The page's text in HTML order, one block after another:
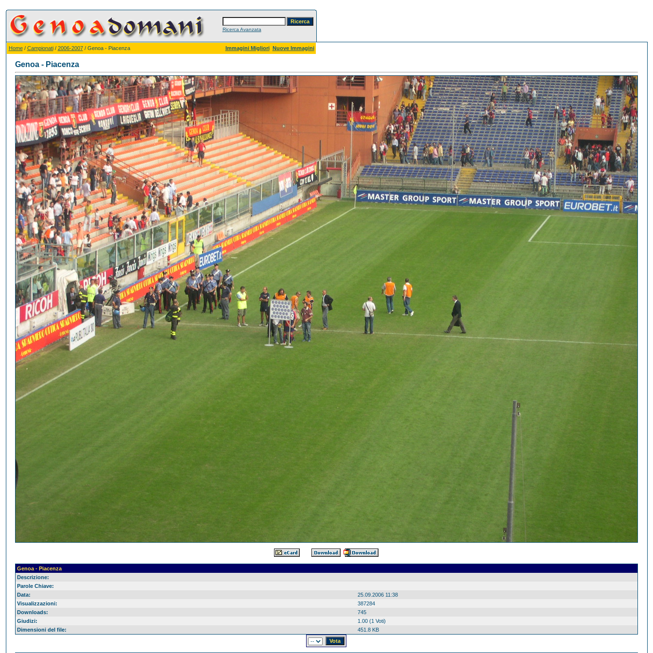
Ricerca Avanzata
Home/ Campionati/ 2006-2007/ Genoa - Piacenza Immagini Migliori Nuove Immagini
Genoa - Piacenza
Genoa - Piacenza
Descrizione:
Parole Chiave:
Data:
25.09.2006 11:38
Visualizzazioni:
387284
Downloads:
745
Giudizi:
1.00 (1 Voti)
Dimensioni del file:
451.8 KB